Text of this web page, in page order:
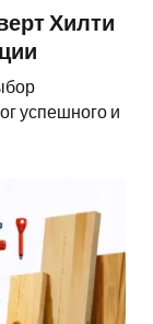
Хилти
успешного и